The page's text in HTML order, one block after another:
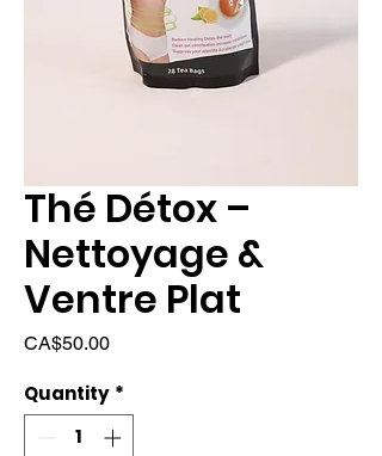
Thé Détox –
Nettoyage &
Ventre Plat
CA$50.00Price
Quantity *